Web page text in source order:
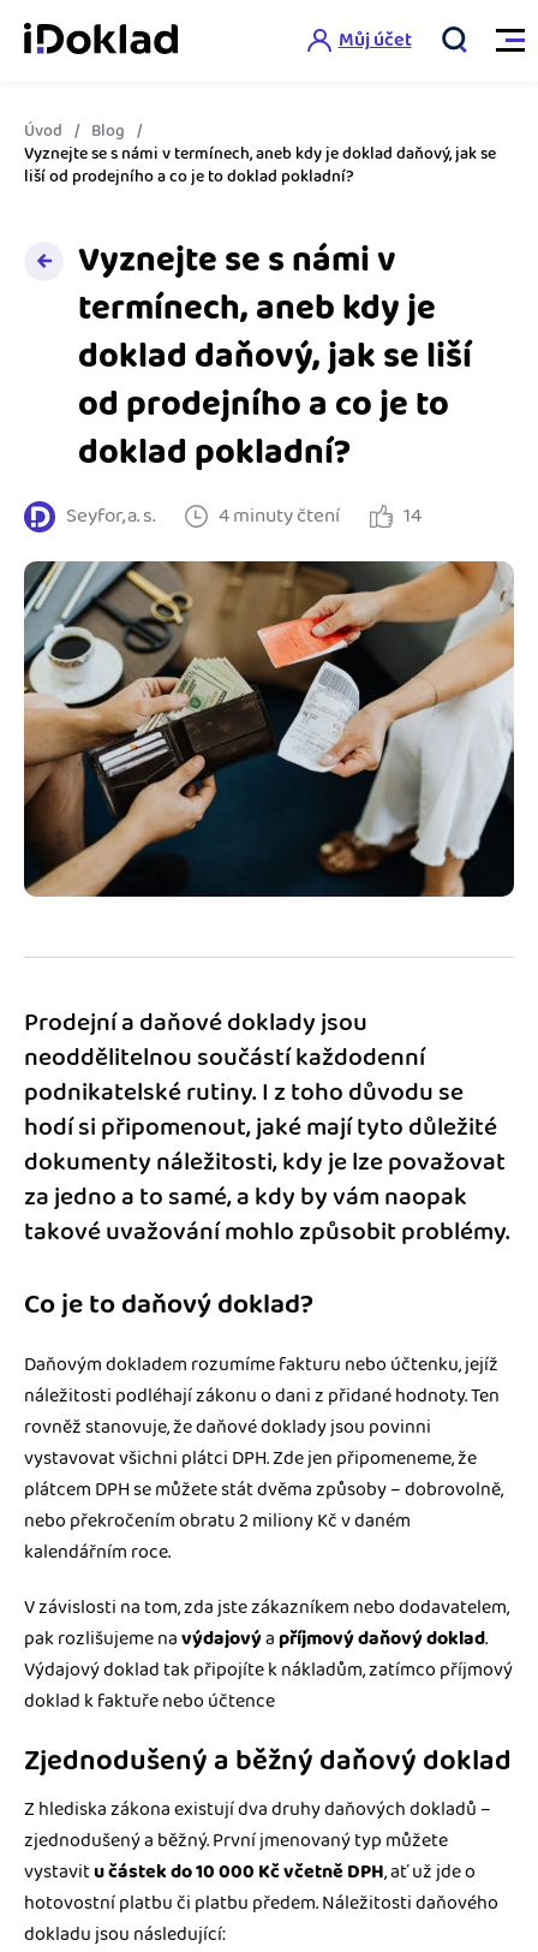
Vlastnosti
Správa kontaktů
Hlídání cashflow
Spolupráce s účetní
Výkazy pro úřady
Propojení na další systémy
Spřátelené účetní
Katalog doplňků
Vzdělání
Nápověda
Jak začít s iDokladem
Blog
mini akademie
Fakturační poradna
Šablony faktur
Šablona pro plátce DPH
Šablona pro neplátce DPH
Registrovat ZDARMA
Můj účet
Úvod
Blog
Vyznejte se s námi v termínech, aneb kdy je doklad daňový, jak se
liší od prodejního a co je to doklad pokladní?
Vyznejte se s námi v
termínech, aneb kdy je
doklad daňový, jak se liší
od prodejního a co je to
doklad pokladní?
Seyfor, a. s. 4 minuty čtení 14
Prodejní a daňové doklady jsou
neoddělitelnou součástí každodenní
podnikatelské rutiny. I z toho důvodu se
hodí si připomenout, jaké mají tyto důležité
dokumenty náležitosti, kdy je lze považovat
za jedno a to samé, a kdy by vám naopak
takové uvažování mohlo způsobit problémy.
Co je to daňový doklad?
Daňovým dokladem rozumíme fakturu nebo účtenku, jejíž
náležitosti podléhají zákonu o dani z přidané hodnoty. Ten
rovněž stanovuje, že daňové doklady jsou povinni
vystavovat všichni plátci DPH. Zde jen připomeneme, že
plátcem DPH se můžete stát dvěma způsoby – dobrovolně,
nebo překročením obratu 2 miliony Kč v daném
kalendářním roce.
V závislosti na tom, zda jste zákazníkem nebo dodavatelem,
pak rozlišujeme navýdajovýapříjmový daňový doklad.
Výdajový doklad tak připojíte k nákladům, zatímco příjmový
doklad k faktuře nebo účtence
Zjednodušený a běžný daňový doklad
Z hlediska zákona existují dva druhy daňových dokladů –
zjednodušený a běžný. První jmenovaný typ můžete
vystavitu částek do 10 000 Kč včetně DPH, ať už jde o
hotovostní platbu či platbu předem. Náležitosti daňového
dokladu jsou následující: